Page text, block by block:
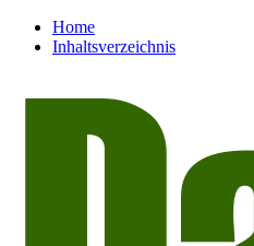
Home
Inhaltsverzeichnis